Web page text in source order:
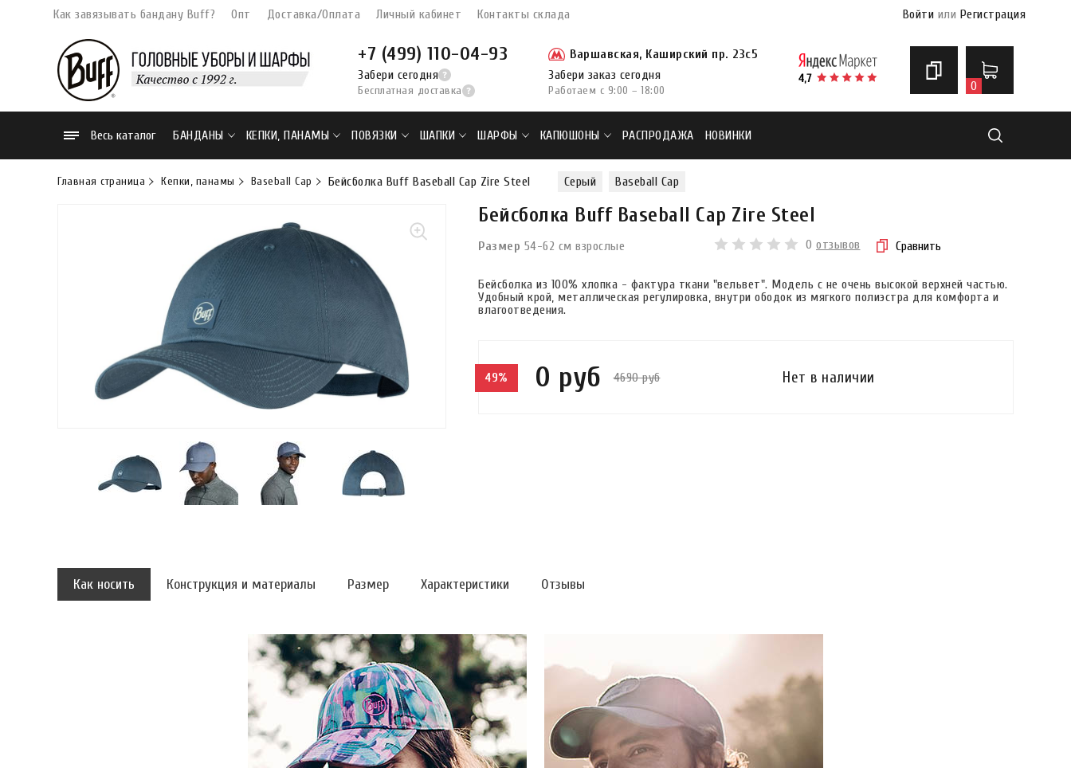
Как завязывать бандану Buff? Опт Доставка/Оплата Личный кабинет Контакты склада Войти или Регистрация
+7 (499) 110-04-93
Забери сегодня
Бесплатная доставка
Варшавская, Каширский пр. 23с5
Забери заказ сегодня
Работаем с 9:00 – 18:00 0
Весь каталог БАНДАНЫ КЕПКИ, ПАНАМЫ ПОВЯЗКИ ШАПКИ ШАРФЫ КАПЮШОНЫ РАСПРОДАЖА НОВИНКИ
Главная страница Кепки, панамы Baseball Cap Бейсболка Buff Baseball Cap Zire Steel Серый Baseball Cap
Бейсболка Buff Baseball Cap Zire Steel
Размер 54-62 см взрослые 0 отзывов Сравнить
Бейсболка из 100% хлопка - фактура ткани "вельвет". Модель с не очень высокой верхней частью.
Удобный крой, металлическая регулировка, внутри ободок из мягкого полиэстра для комфорта и
влагоотведения.
49% 0 руб 4690 руб Нет в наличии
Как носить Конструкция и материалы Размер Характеристики Отзывы